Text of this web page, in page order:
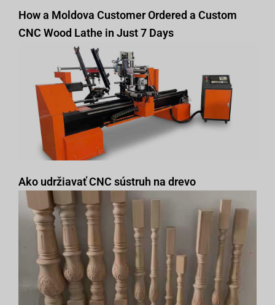
How a Moldova Customer Ordered a Custom
CNC Wood Lathe in Just 7 Days
Ako udržiavať CNC sústruh na drevo